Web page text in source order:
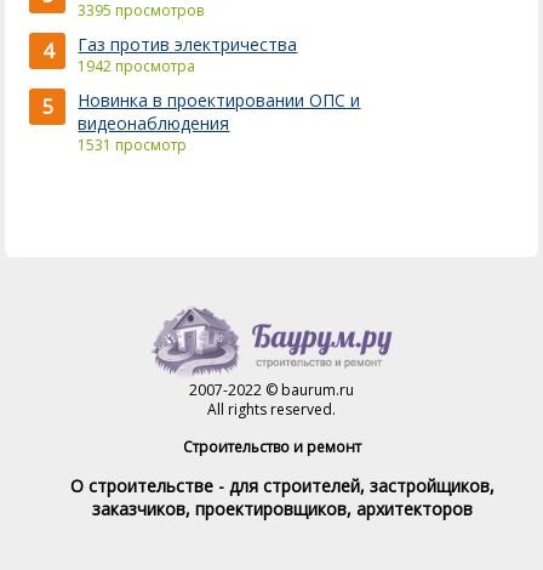
3395 просмотров
4 Газ против электричества
1942 просмотра
5
Новинка в проектировании ОПС и
видеонаблюдения
1531 просмотр
2007-2022 © baurum.ru
All rights reserved.
Строительство и ремонт
О строительстве - для строителей, застройщиков,
заказчиков, проектировщиков, архитекторов